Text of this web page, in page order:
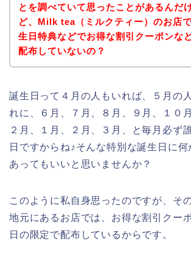
とを調べていて思ったことがあるんだ
ど、Milk tea（ミルクティー）のお店
生日特典などでお得な割引クーポンな
配布していないの？
誕生日って４月の人もいれば、５月の
れに、６月、７月、８月、９月、１０
２月、１月、２月、３月、と毎月必ず
日ですからね♪そんな特別な誕生日に
あってもいいと思いませんか？
このように私自身思ったのですが、そ
地元にあるお店では、お得な割引クー
日の限定で配布しているからです。